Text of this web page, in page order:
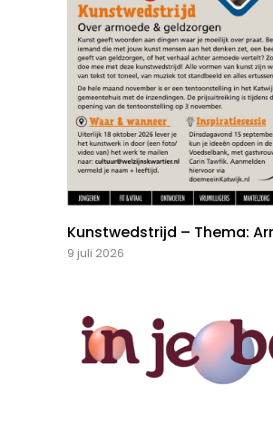
Kunstwedstrijd – Thema:
9 juli 2026